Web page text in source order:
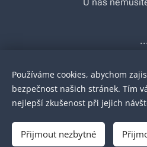
© Copyright by
Powered by
TRIU ONE, s.r.o.
Používáme cookies, abychom
bezpečnost našich stránek. Tím
nejlepší zkušenost při jejich
Přijmout nezbytné